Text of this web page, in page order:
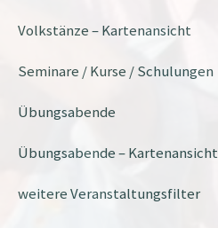
Volkstänze – Kartenansicht
Seminare / Kurse / Schulungen
Übungsabende
Übungsabende – Kartenansicht
weitere Veranstaltungsfilter